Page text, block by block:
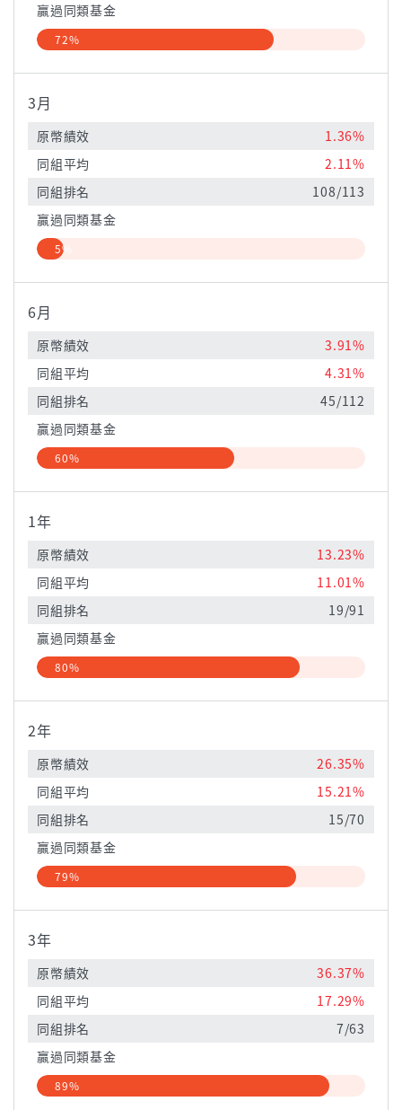
贏過同類基金
72%
3月
原幣績效
1.36%
同組平均
2.11%
同組排名
108/113
贏過同類基金
5%
6月
原幣績效
3.91%
同組平均
4.31%
同組排名
45/112
贏過同類基金
60%
1年
原幣績效
13.23%
同組平均
11.01%
同組排名
19/91
贏過同類基金
80%
2年
原幣績效
26.35%
同組平均
15.21%
同組排名
15/70
贏過同類基金
79%
3年
原幣績效
36.37%
同組平均
17.29%
同組排名
7/63
贏過同類基金
89%